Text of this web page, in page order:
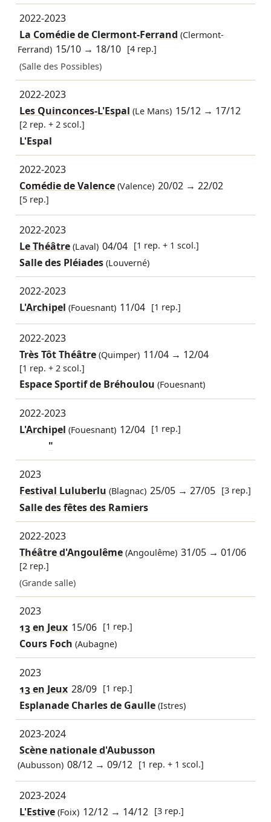
2022-2023
La Comédie de Clermont-Ferrand (Clermont-
Ferrand) 15/10 → 18/10 [4 rep.]
(Salle des Possibles)
2022-2023
Les Quinconces-L'Espal (Le Mans) 15/12 → 17/12
[2 rep. + 2 scol.]
L'Espal
2022-2023
Comédie de Valence(Valence) 20/02 →22/02
[5 rep.]
2022-2023
Le Théâtre(Laval) 04/04 [1 rep. + 1 scol.]
Salle des Pléiades (Louverné)
2022-2023
L'Archipel (Fouesnant) 11/04 [1 rep.]
2022-2023
Très Tôt Théâtre(Quimper) 11/04 → 12/04
[1 rep. + 2 scol.]
Espace Sportif de Bréhoulou (Fouesnant)
2022-2023
L'Archipel (Fouesnant) 12/04 [1 rep.]
"
2023
Festival Luluberlu (Blagnac) 25/05 →27/05 [3 rep.]
Salle des fêtes des Ramiers
2022-2023
Théâtre d'Angoulême(Angoulême) 31/05 →01/06
[2 rep.]
(Grande salle)
2023
13 en Jeux 15/06 [1 rep.]
Cours Foch (Aubagne)
2023
13 en Jeux 28/09 [1 rep.]
Esplanade Charles de Gaulle (Istres)
2023-2024
Scène nationale d'Aubusson
(Aubusson) 08/12 →09/12 [1 rep. + 1 scol.]
2023-2024
L'Estive(Foix) 12/12 → 14/12 [3 rep.]